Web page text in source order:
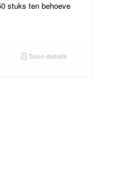
stuks ten behoeve
Toon details